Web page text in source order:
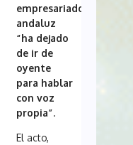
empresariado
andaluz
“ha dejado
de ir de
oyente
para hablar
con voz
propia”.
El acto,